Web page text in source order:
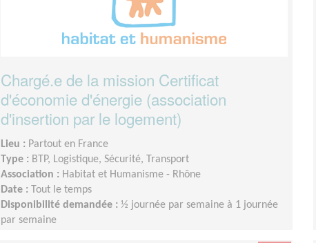
Chargé.e de la mission Certificat
d'économie d'énergie (association
d'insertion par le logement)
Lieu : Partout en France
Type : BTP, Logistique, Sécurité, Transport
Association : Habitat et Humanisme - Rhône
Date :
Tout le temps
Disponibilité demandée : ½ journée par semaine à 1 journée
par semaine